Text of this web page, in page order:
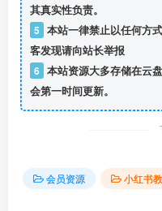
其真实性负责。
5 本站一律禁止以任何方
客发现请向站长举报
6 本站资源大多存储在云
会第一时间更新。
会员资源 小红书